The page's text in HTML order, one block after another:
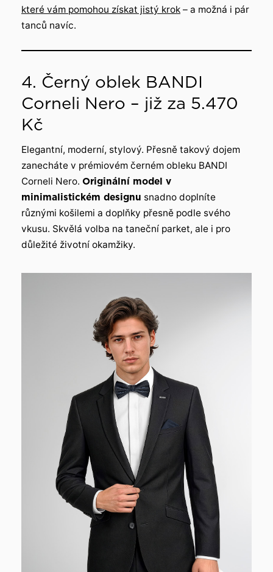
které vám pomohou získat jistý krok – a možná i pár
tanců navíc.
4. Černý oblek BANDI
Corneli Nero – již za 5.470
Kč
Elegantní, moderní, stylový. Přesně takový dojem
zanecháte v prémiovém černém obleku BANDI
Corneli Nero. Originální model v
minimalistickém designu snadno doplníte
různými košilemi a doplňky přesně podle svého
vkusu. Skvělá volba na taneční parket, ale i pro
důležité životní okamžiky.